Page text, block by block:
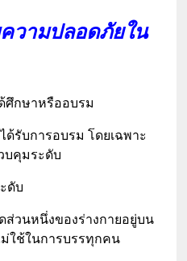
วามปลอดภัยใน
กษาหรืออบรม
บการอบรม โดยเฉพาะ
บคุมระดับ
ดับ
วนหนึ่งของร่างกายอยู่บน
ใช้ในการบรรทุกคน